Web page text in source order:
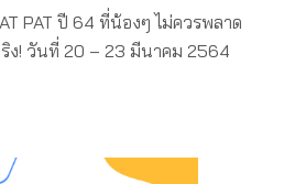
PAT ปี 64 ที่น้องๆ ไม่ควรพลาด
ง! วันที่ 20 – 23 มีนาคม 2564